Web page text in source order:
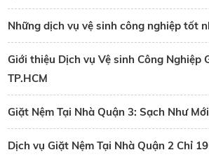
Những dịch vụ vệ sinh công nghiệp tốt
Giới thiệu Dịch vụ Vệ sinh Công Nghiệp
TP.HCM
Giặt Nệm Tại Nhà Quận 3: Sạch Như
Dịch vụ Giặt Nệm Tại Nhà Quận 2 Chỉ